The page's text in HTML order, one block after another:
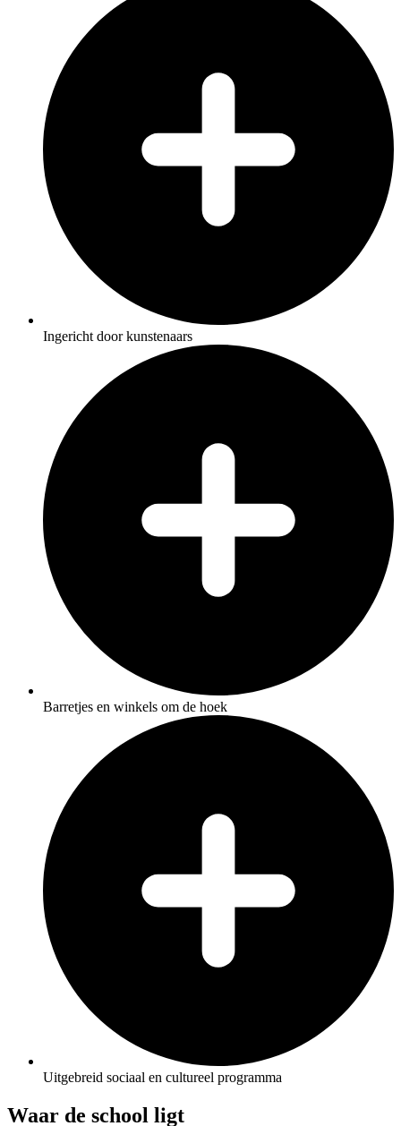
Ingericht door kunstenaars
Barretjes en winkels om de hoek
Uitgebreid sociaal en cultureel programma
Waar de school ligt